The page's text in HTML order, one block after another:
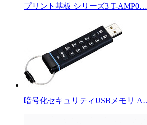
プリント基板 シリーズ3 T-AMP0…
暗号化セキュリティUSBメモリ